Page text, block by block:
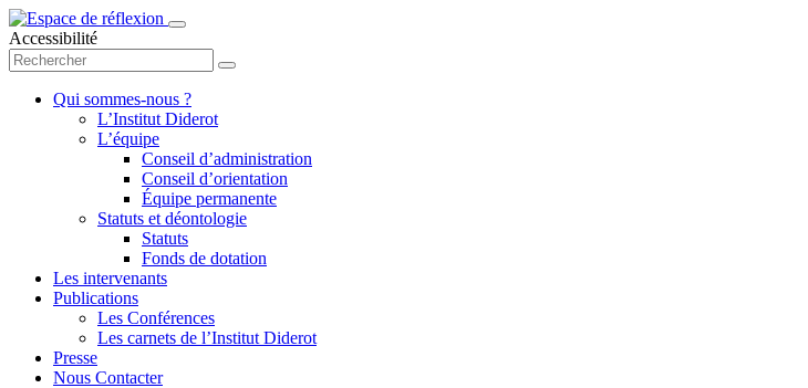
Accessibilité
Qui sommes-nous ?
L’Institut Diderot
L’équipe
Conseil d’administration
Conseil d’orientation
Équipe permanente
Statuts et déontologie
Statuts
Fonds de dotation
Les intervenants
Publications
Les Conférences
Les carnets de l’Institut Diderot
Presse
Nous Contacter